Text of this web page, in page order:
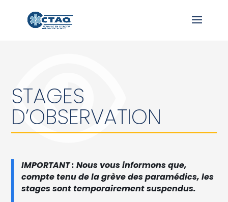
STAGES
D’OBSERVATION
IMPORTANT : Nous vous informons que,
compte tenu de la grève des paramédics, les
stages sont temporairement suspendus.